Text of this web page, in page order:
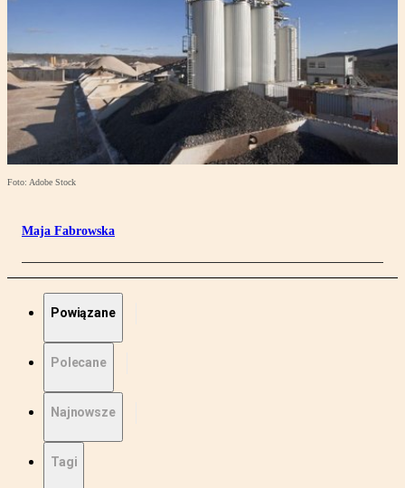
Foto: Adobe Stock
Maja Fabrowska
Powiązane
Polecane
Najnowsze
Tagi